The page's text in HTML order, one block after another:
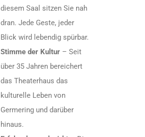
diesem Saal sitzen Sie nah
dran. Jede Geste, jeder
Blick wird lebendig spürbar.
Stimme der Kultur – Seit
über 35 Jahren bereichert
das Theaterhaus das
kulturelle Leben von
Germering und darüber
hinaus.